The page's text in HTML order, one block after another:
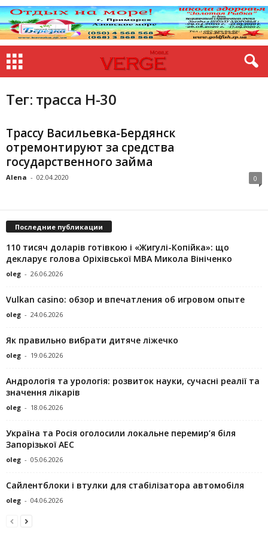
Тег: трасса Н-30
Трассу Васильевка-Бердянск
отремонтируют за средства
государственного займа
Alena - 02.04.2020 0
Последние публикации
110 тисяч доларів готівкою і «Жигулі-Копійка»: що
декларує голова Оріхівської МВА Микола Вініченко
oleg - 26.06.2026
Vulkan casino: обзор и впечатления об игровом опыте
oleg - 24.06.2026
Як правильно вибрати дитяче ліжечко
oleg - 19.06.2026
Андрологія та урологія: розвиток науки, сучасні реалії та
значення лікарів
oleg - 18.06.2026
Україна та Росія оголосили локальне перемир’я біля
Запорізької АЕС
oleg - 05.06.2026
Сайлентблоки і втулки для стабілізатора автомобіля
oleg - 04.06.2026